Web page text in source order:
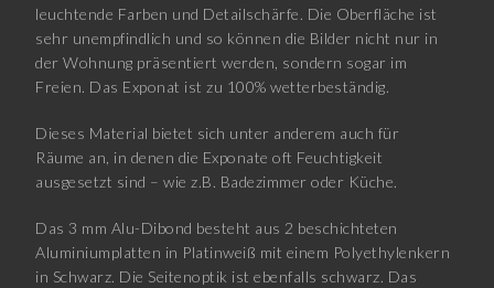
leuchtende Farben und Detailschärfe. Die Oberfläche ist
sehr unempfindlich und so können die Bilder nicht nur in
der Wohnung präsentiert werden, sondern sogar im
Freien. Das Exponat ist zu 100% wetterbeständig.
Dieses Material bietet sich unter anderem auch für
Räume an, in denen die Exponate oft Feuchtigkeit
ausgesetzt sind – wie z.B. Badezimmer oder Küche.
Das 3 mm Alu-Dibond besteht aus 2 beschichteten
Aluminiumplatten in Platinweiß mit einem Polyethylenkern
in Schwarz. Die Seitenoptik ist ebenfalls schwarz. Das